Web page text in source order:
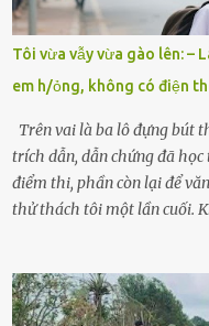
nên ông này bà nọ đó!” Trí
cái tên mẹ đặt lúc còn
giữa mùa đông. Nhưng hoa
thì chỉ toàn đất sỏi đá và
Khoa Hà...
Tôi vừa vẫy vừa gào lên: –
em h/ỏng, không có điện
Trên vai là ba lô đựng bút
trích dẫn, dẫn chứng đã
điểm thi, phần còn lại để
thử thách tôi một lần cuối.
sực nhớ – điện thoại đang
đường thưa thớt người qua